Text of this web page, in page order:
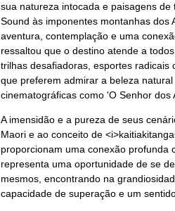
sua natureza intocada e paisagens
Sound às imponentes montanhas
aventura, contemplação e uma
ressaltou que o destino atende a
trilhas desafiadoras, esportes radicais
que preferem admirar a beleza
cinematográficas como 'O Senhor dos
A imensidão e a pureza de seus
Maori e ao conceito de
proporcionam uma conexão profunda
representa uma oportunidade de se
mesmos, encontrando na
capacidade de superação e um